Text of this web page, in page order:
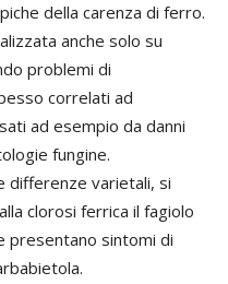
della carenza di ferro.
anche solo su
problemi di
correlati ad
ad esempio da danni
fungine.
differenze varietali, si
clorosi ferrica il fagiolo
presentano sintomi di